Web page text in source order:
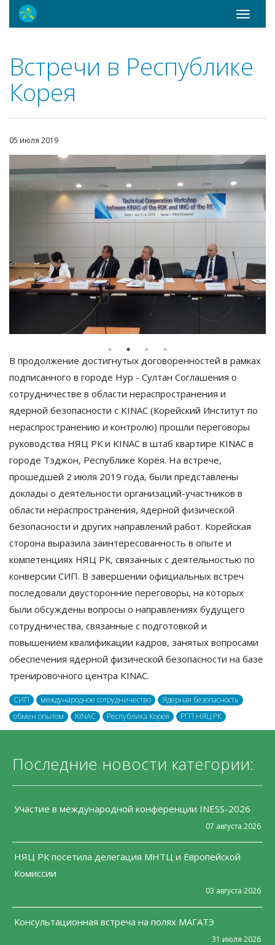
Toggle
Встречи в Республике
Корея
05 июля 2019
В продолжение достигнутых договоренностей в рамках
подписанного в городе Нур - Султан Соглашения о
сотрудничестве в области нераспространения и
ядерной безопасности с KINAC (Корейский Институт по
нераспространению и контролю) прошли переговоры
руководства НЯЦ РК и KINAC в штаб квартире KINAС в
городе Тэджон, Республике Корея. На встрече,
прошедшей 2 июля 2019 года, были представлены
доклады о деятельности организаций-участников в
области нераспространения, ядерной физической
безопасности и других направлений работ. Корейская
сторона выразила заинтересованность в опыте и
компетенциях НЯЦ РК, связанных с деятельностью по
конверсии СИП. В завершении официальных встреч
последовали двусторонние переговоры, на которых
были обсуждены вопросы о направлениях будущего
сотрудничества, связанные с подготовкой и
повышением квалификации кадров, занятых вопросами
обеспечения ядерной физической безопасности на базе
тренировочного центра KINAC.
СИП международное сотрудничество
Ядерная безопасность
обмен опытом
KINAC Республика Корея РГП НЯЦ РК
Последние новости категории:
Участие в международной конференции INESS-2026
07 августа 2026
НЯЦ РК посетила делегация МНТЦ и Европейской
Комиссии
03 августа 2026
Консультационная встреча на полях МАГАТЭ
31 июля 2026